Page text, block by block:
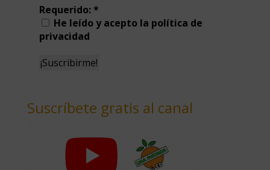
Requerido:*
He leído y acepto la política de
privacidad
Suscríbete gratis al canal